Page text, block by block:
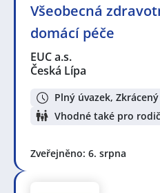
Všeobecná
domácí péče
EUC a.s.
Česká Lípa
Plný úvazek,
Vhodné také pro
Zveřejněno: 6. srpna